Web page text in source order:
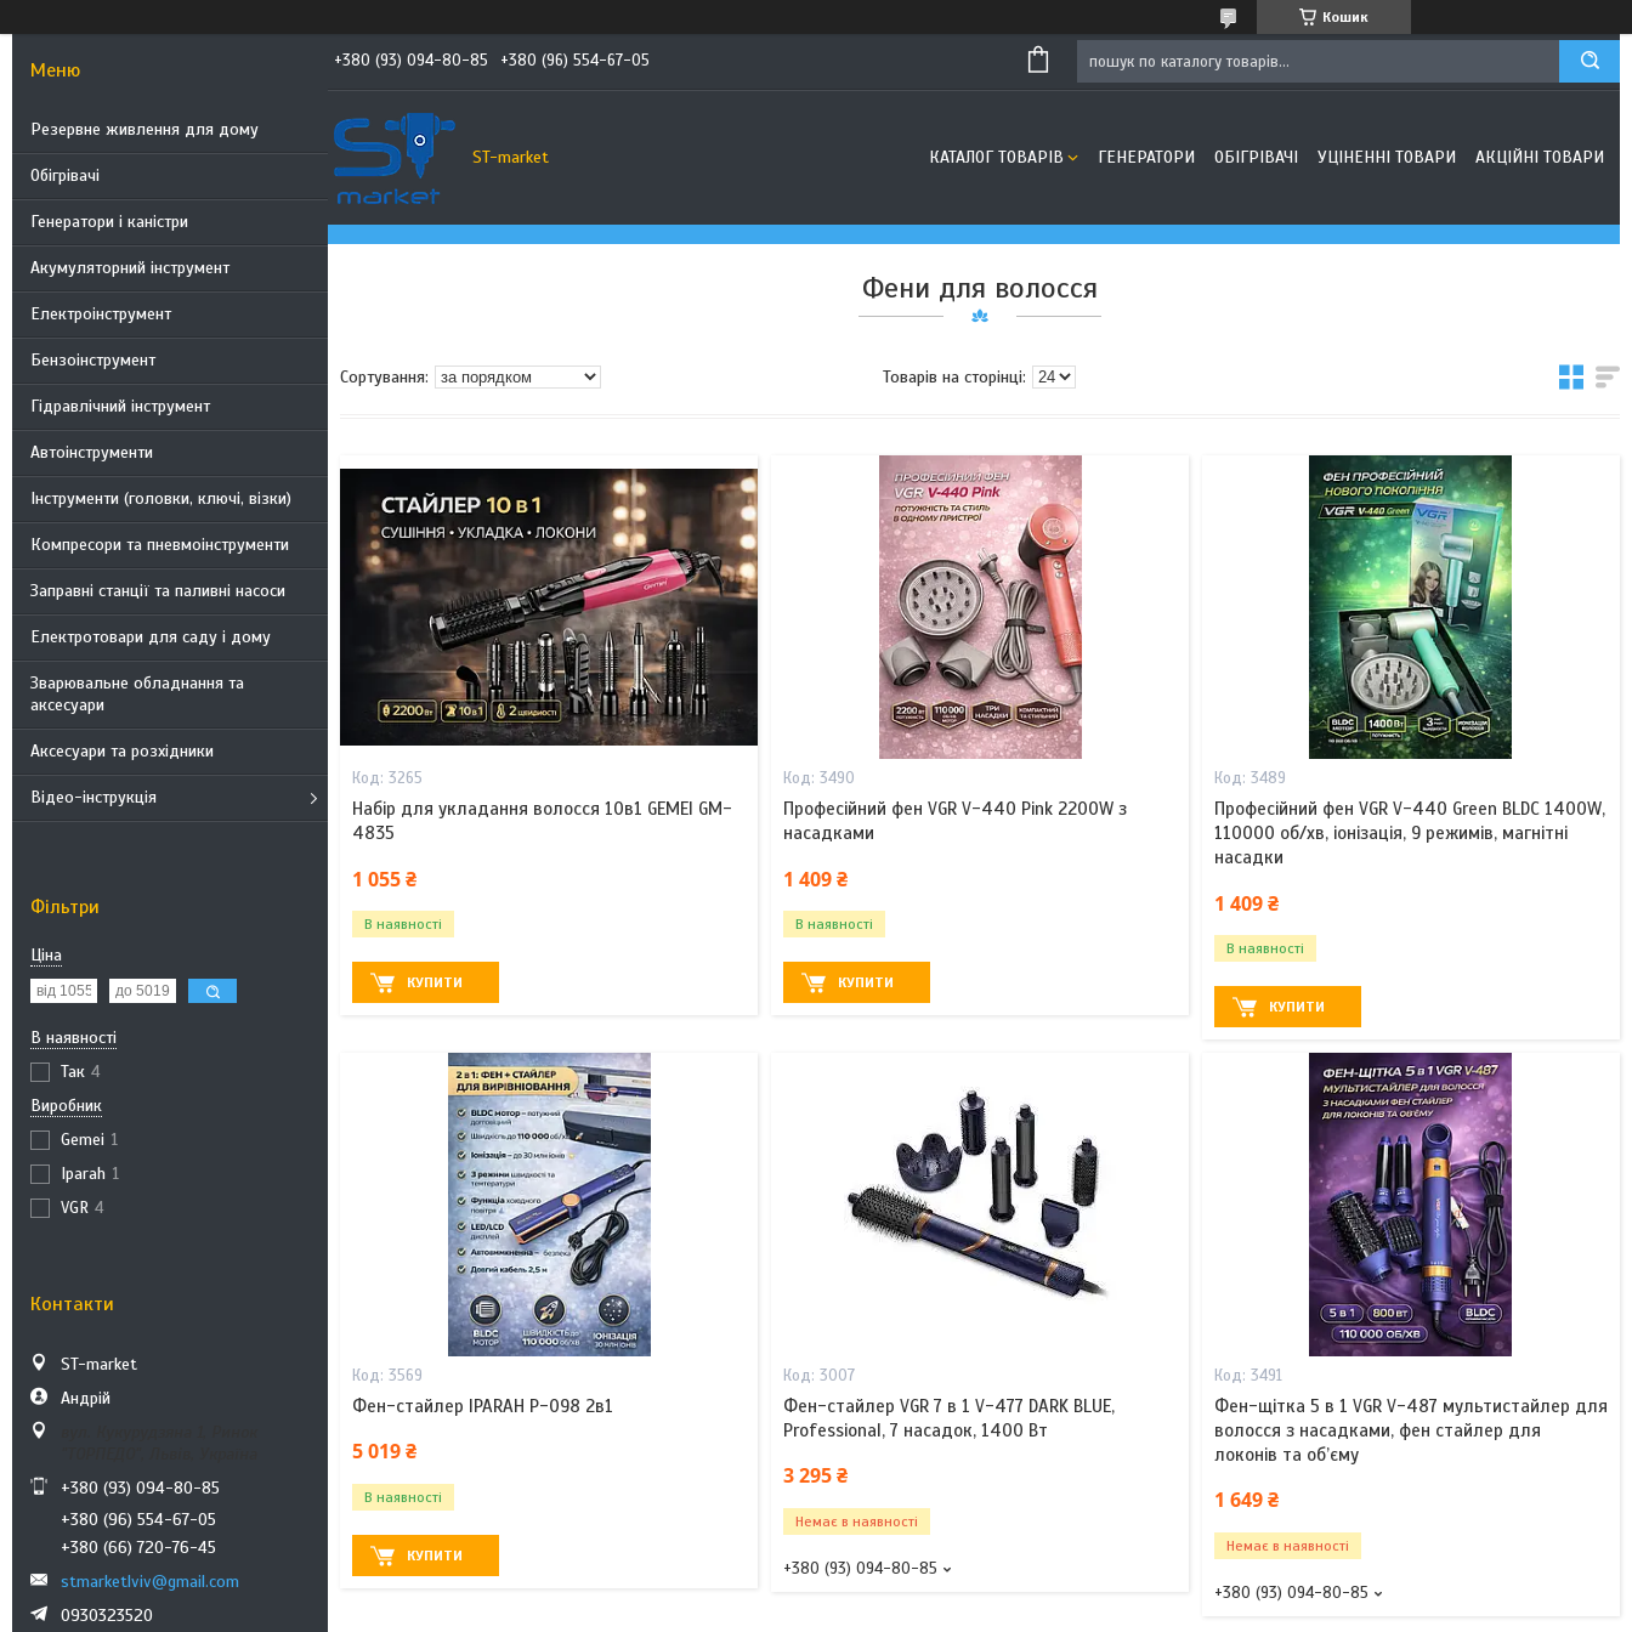
Кошик
Резервне живлення для дому
Обігрівачі
Генератори і каністри
Акумуляторний інструмент
Електроінструмент
Бензоінструмент
Гідравлічний інструмент
Автоінструменти
Інструменти (головки, ключі, візки)
Компресори та пневмоінструменти
Заправні станції та паливні насоси
Електротовари для саду і дому
Зварювальне обладнання та
аксесуари
Аксесуари та розхідники
Відео-інструкція
Фільтри
Ціна
В наявності
Так 4
Виробник
Gemei 1
Iparah 1
VGR 4
Контакти
ST-market
Андрій
+380 (93) 094-80-85
+380 (96) 554-67-05
+380 (66) 720-76-45
stmarketlviv@gmail.com
0930323520
+380 (93) 094-80-85 +380 (96) 554-67-05
ST-market КАТАЛОГ ТОВАРІВ ГЕНЕРАТОРИ ОБІГРІВАЧІ УЦІНЕННІ ТОВАРИ АКЦІЙНІ ТОВАРИ
Фени для волосся
3265
Набір для укладання волосся 10в1 GEMEI GM-
4835
1 055 ₴
В наявності
КУПИТИ
3490
Професійний фен VGR V-440 Pink 2200W з
насадками
1 409 ₴
В наявності
КУПИТИ
3489
Професійний фен VGR V-440 Green BLDC 1400W,
110000 об/хв, іонізація, 9 режимів, магнітні
насадки
1 409 ₴
В наявності
КУПИТИ
3569
Фен-стайлер IPARAH P-098 2в1
5 019 ₴
В наявності
КУПИТИ
3007
Фен-стайлер VGR 7 в 1 V-477 DARK BLUE,
Professional, 7 насадок, 1400 Вт
3 295 ₴
Немає в наявності
+380 (93) 094-80-85
3491
Фен-щітка 5 в 1 VGR V-487 мультистайлер для
волосся з насадками, фен стайлер для
локонів та об’єму
1 649 ₴
Немає в наявності
+380 (93) 094-80-85